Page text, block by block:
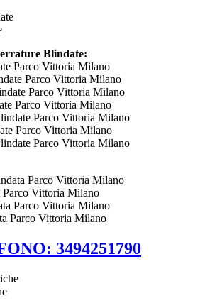
Blindate:
Parco Vittoria Milano
Parco Vittoria Milano
Parco Vittoria Milano
Parco Vittoria Milano
Parco Vittoria Milano
Parco Vittoria Milano
Parco Vittoria Milano
Parco Vittoria Milano
Parco Vittoria Milano
Parco Vittoria Milano
Parco Vittoria Milano
3494251790